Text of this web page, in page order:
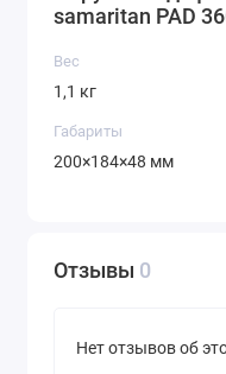
samaritan PAD
Вес
1,1 кг
Габариты
200×184×48 мм
Отзывы 0
Нет отзывов об